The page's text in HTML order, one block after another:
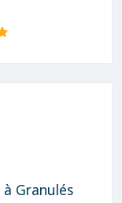
Granulés